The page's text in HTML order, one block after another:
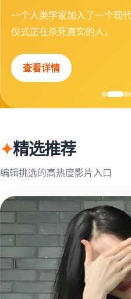
一个哲学家和一个小和尚在
皮”，辩了整整一天。
查看详情
✦精选推荐
编辑挑选的高热度影片入口